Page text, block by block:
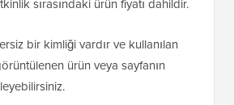
sırasındaki ürün fiyatı dahildir.
bir kimliği vardır ve kullanılan
ürün veya sayfanın